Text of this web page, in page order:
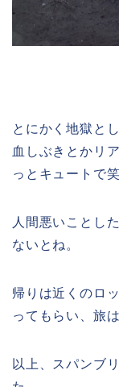
とにかく地獄と
血しぶきとかリ
っとキュートで
人間悪いことし
ないとね。
帰りは近くのロ
ってもらい、旅
以上、スパンブ